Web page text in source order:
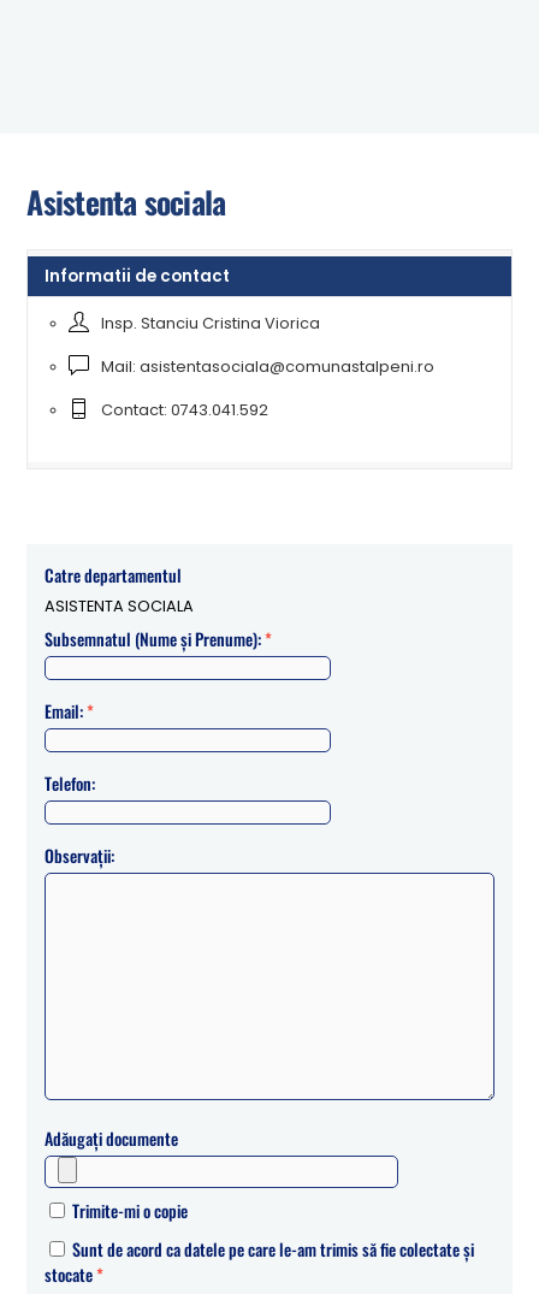
Asistenta sociala
Informatii de contact
Insp. Stanciu Cristina Viorica
Mail: asistentasociala@comunastalpeni.ro
Contact: 0743.041.592
Catre departamentul
ASISTENTA SOCIALA
Subsemnatul (Nume și Prenume):*
Email:*
Telefon:
Observații:
Adăugați documente
Trimite-mi o copie
Sunt de acord ca datele pe care le-am trimis să fie colectate și
stocate*